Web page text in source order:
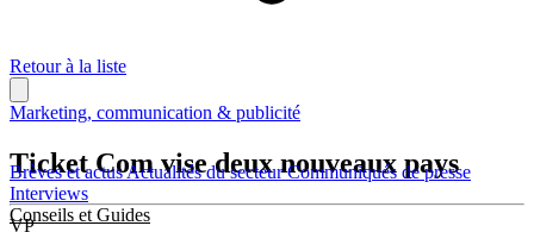
Brèves et actusActualités du secteurCommuniqués de presse
Interviews
Conseils et Guides
Retour à la liste
Marketing, communication & publicité
Ticket Com vise deux nouveaux pays
VP